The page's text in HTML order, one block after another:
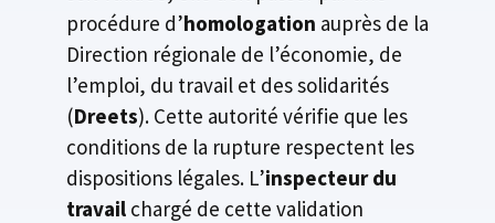
procédure d’homologation auprès de la
Direction régionale de l’économie, de
l’emploi, du travail et des solidarités
(Dreets). Cette autorité vérifie que les
conditions de la rupture respectent les
dispositions légales. L’inspecteur du
travail chargé de cette validation